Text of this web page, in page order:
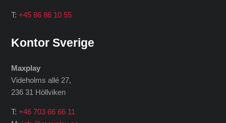
T:+45 86 86 10 55
Kontor Sverige
Maxplay
Videholms allé 27,
236 31 Höllviken
T:+46 703 66 66 11